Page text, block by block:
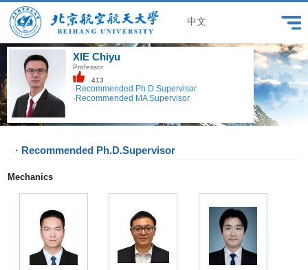
中文
XIE Chiyu
Professor
413
·Recommended Ph.D.Supervisor
·Recommended MA Supervisor
· Recommended Ph.D.Supervisor
Mechanics